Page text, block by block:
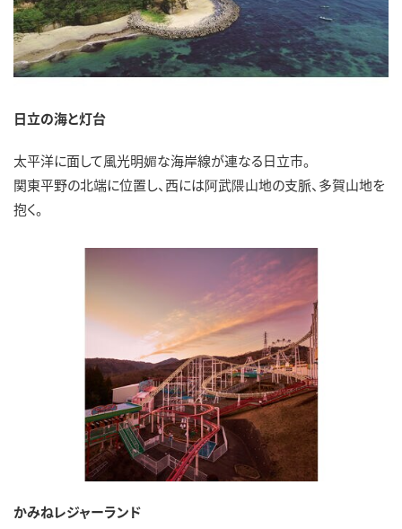
日立の海と灯台
太平洋に面して風光明媚な海岸線が連なる日立市。
関東平野の北端に位置し、西には阿武隈山地の支脈、多賀山地を
抱く。
かみねレジャーランド